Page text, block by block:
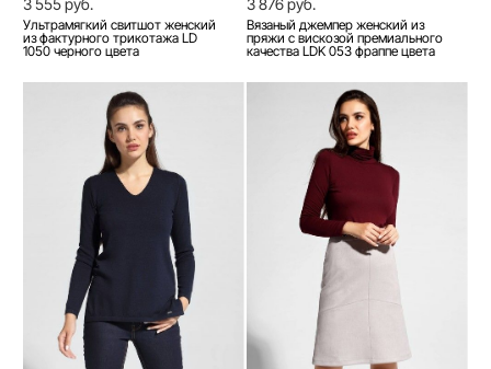
3 555 руб.
Ультрамягкий свитшот женский
из фактурного трикотажа LD
1050 черного цвета
3 876 руб.
Вязаный джемпер женский из
пряжи с вискозой премиального
качества LDK 053 фраппе цвета